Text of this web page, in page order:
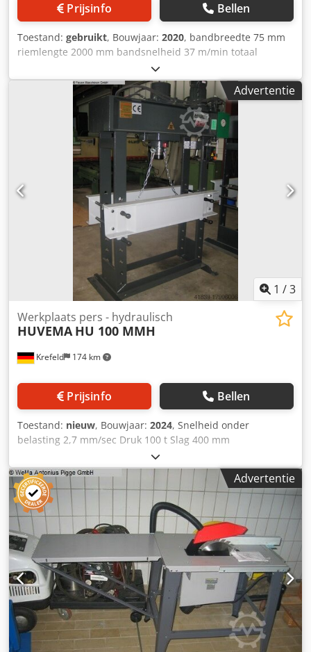
Prijsinfo Bellen
Toestand: gebruikt, Bouwjaar: 2020, bandbreedte 75 mm
riemlengte 2000 mm bandsnelheid 37 m/min totaal
benodigd vermogen 3 kW Machinegewicht ca. 0,11 t
Dodsvblayspfx Ah Sjck Ruimtebehoefte ca. 1x0,5x1 m
demonstratiemodel, zelden gebruikt
Advertentie
1 /3
Krefeld 174 km
Werkplaats pers - hydraulisch
HUVEMA HU 100 MMH
Prijsinfo Bellen
Toestand: nieuw, Bouwjaar: 2024, Snelheid onder
belasting 2,7 mm/sec Druk 100 t Slag 400 mm
Tafeloppervlak 920 x 560 mm Snelheid vanaf 4,25 mm/sec
Snelheid tot 8,22 mm/sec Max. oliedruk in werkcilinder 385
bar Olie-inhoud 26 liter Zuiger diameter 125 mm
Kolomdoorgang 920 mm Spanning 400 V/ 50 Hz Totaal
benodigd vermogen 4 kW Machinegewicht ca. 0,9 ton
Dcedpfxjvcrm Ae Ah Sok Benodigde ruimte ca. 1,7 x 0,9 x
2,1 m Ongebruikte werkplaatspers (demonstratiemachine)
Handmatige en hydraulische bediening, drukcilinder kan
horizontaal worden bewogen, tafel is in hoogte verstelbaar
via hydraulische cilinder, cilinder diameter 175 mm,
zuigerbasis diameter 125 mm,
Advertentie